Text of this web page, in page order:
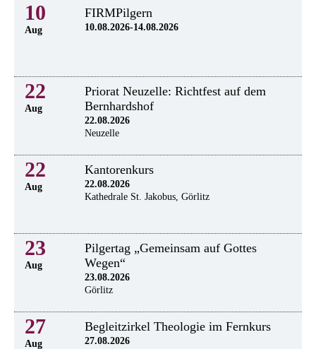
10
Aug
FIRMPilgern
10.08.2026-14.08.2026
22
Aug
Priorat Neuzelle: Richtfest auf dem
Bernhardshof
22.08.2026
Neuzelle
22
Aug
Kantorenkurs
22.08.2026
Kathedrale St. Jakobus, Görlitz
23
Aug
Pilgertag „Gemeinsam auf Gottes
Wegen“
23.08.2026
Görlitz
27
Aug
Begleitzirkel Theologie im Fernkurs
27.08.2026